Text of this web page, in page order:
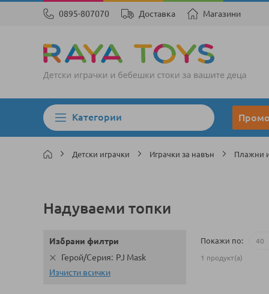
0895-807070 Доставка Магазини
Категории
Детски играчки Играчки за навън Плажни
Надуваеми топки
Покажи по
1 продукт(а)
Избрани филтри
Герой/Серия
PJ Mask
Изчисти всички